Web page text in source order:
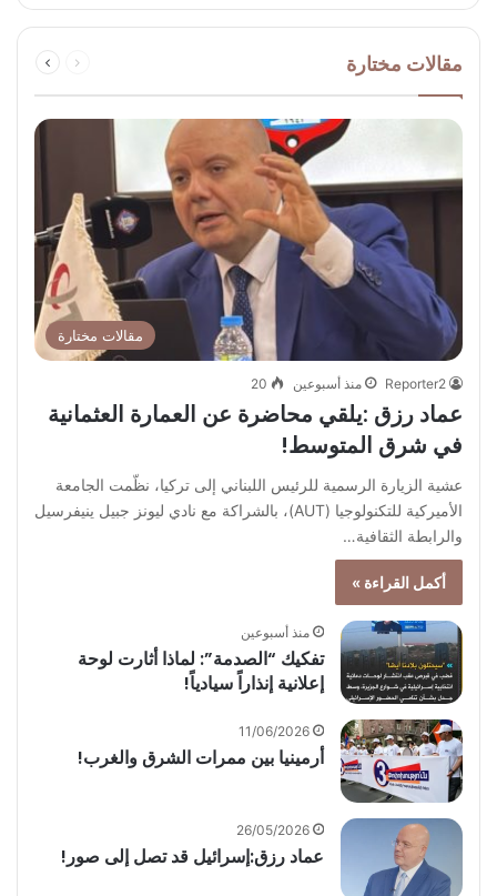
مقالات مختارة
الصفحة
مقالات مختارة
Reporter2 منذ أسبوعين 20
عماد رزق :يلقي محاضرة عن العمارة العثمانية
في شرق المتوسط!
عشية الزيارة الرسمية للرئيس اللبناني إلى تركيا، نظّمت الجامعة
الأميركية للتكنولوجيا (AUT)، بالشراكة مع نادي ليونز جبيل ينيفرسيل
والرابطة الثقافية…
أكمل القراءة »
منذ أسبوعين
تفكيك “الصدمة”: لماذا أثارت لوحة
إعلانية إنذاراً سيادياً!
11/06/2026
أرمينيا بين ممرات الشرق والغرب!
26/05/2026
عماد رزق:إسرائيل قد تصل إلى صور!